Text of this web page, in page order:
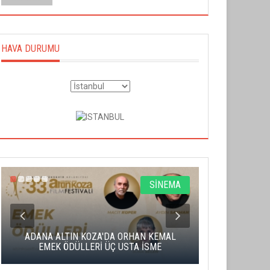
HAVA DURUMU
SİNEMA
ADANA ALTIN KOZA'DA ORHAN KEMAL
EMEK ÖDÜLLERİ ÜÇ USTA İSME